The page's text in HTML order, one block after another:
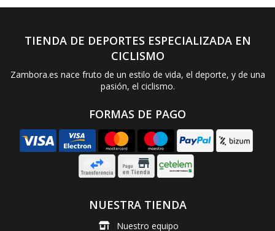
TIENDA DE DEPORTES ESPECIALIZADA EN
CICLISMO
Zambora.es nace fruto de un estilo de vida, el deporte, y de una
pasión, el ciclismo.
FORMAS DE PAGO
NUESTRA TIENDA
Nuestro equipo